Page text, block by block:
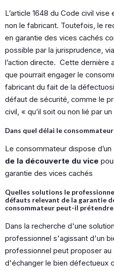
L’article 1648 du Code civil
non le fabricant. Toutefois, le
en garantie des vices cachés
possible par la jurisprudence,
l’action directe. Cette dernière
que pourrait engager le
fabricant du fait de la
défaut de sécurité, comme le
civil, « qu’il soit ou non lié par
Dans quel délai le
Le consommateur dispose d’un
de la découverte du vice
garantie des vices cachés
Quelles solutions le
défauts relevant de la garantie
consommateur peut-il prétendre
Dans la recherche d'une
professionnel s'agissant d'un
professionnel peut proposer
d'échanger le bien défectueux